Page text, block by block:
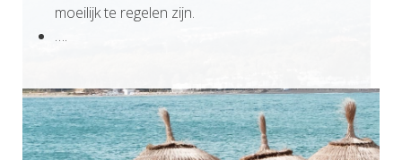
moeilijk te regelen zijn.
….